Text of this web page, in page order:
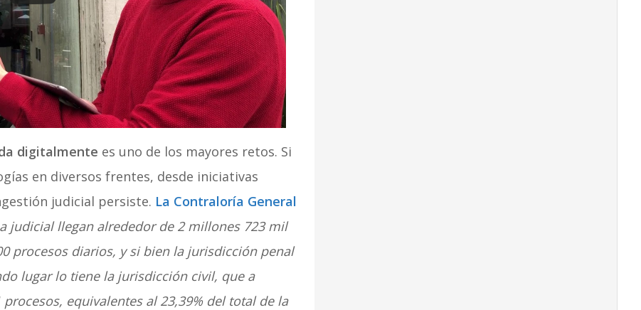
digitalmente es uno de los mayores retos. Si
en diversos frentes, desde iniciativas
judicial persiste. La Contraloría General
judicial llegan alrededor de 2 millones 723 mil
procesos diarios, y si bien la jurisdicción penal
lugar lo tiene la jurisdicción civil, que a
equivalentes al 23,39% del total de la